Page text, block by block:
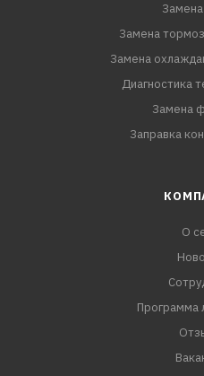
Замена
Замена
Диагностика
Замена
Заправка
О
Программа